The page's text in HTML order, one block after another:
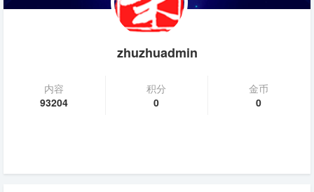
zhuzhuadmin
内容
93204
积分
0
金币
0